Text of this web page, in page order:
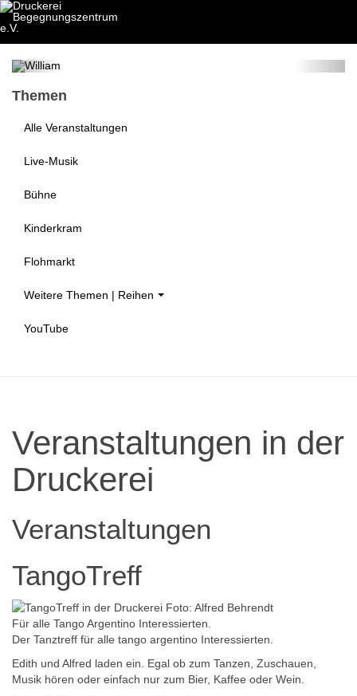
Themen
Alle Veranstaltungen
Live-Musik
Bühne
Kinderkram
Flohmarkt
Weitere Themen | Reihen
YouTube
Veranstaltungen in der
Druckerei
Veranstaltungen
TangoTreff
Für alle Tango Argentino Interessierten.
Der Tanztreff für alle tango argentino Interessierten.
Edith und Alfred laden ein. Egal ob zum Tanzen, Zuschauen,
Musik hören oder einfach nur zum Bier, Kaffee oder Wein.